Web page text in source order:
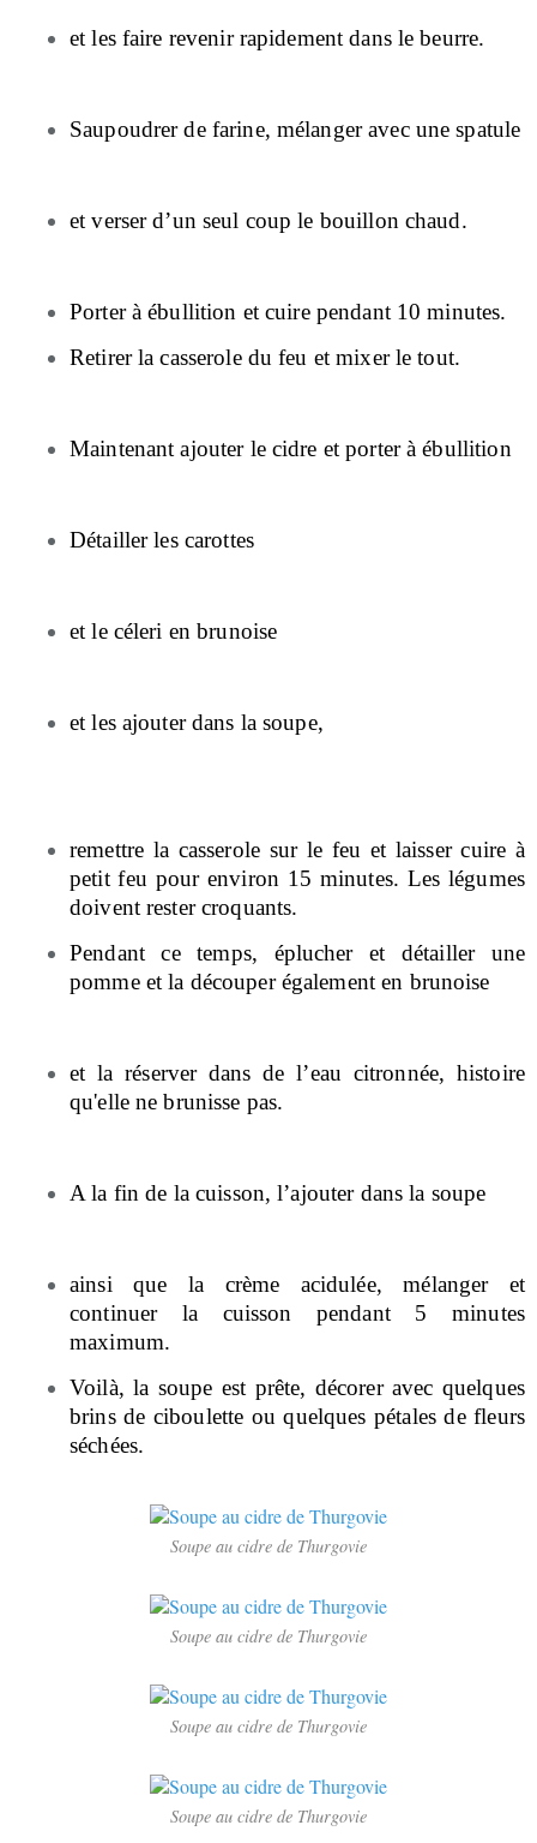
et les faire revenir rapidement dans le beurre.
Saupoudrer de farine, mélanger avec une spatule
et verser d’un seul coup le bouillon chaud.
Porter à ébullition et cuire pendant 10 minutes.
Retirer la casserole du feu et mixer le tout.
Maintenant ajouter le cidre et porter à ébullition
Détailler les carottes
et le céleri en brunoise
et les ajouter dans la soupe,
remettre la casserole sur le feu et laisser cuire à
petit feu pour environ 15 minutes. Les légumes
doivent rester croquants.
Pendant ce temps, éplucher et détailler une
pomme et la découper également en brunoise
et la réserver dans de l’eau citronnée, histoire
qu'elle ne brunisse pas.
A la fin de la cuisson, l’ajouter dans la soupe
ainsi que la crème acidulée, mélanger et
continuer la cuisson pendant 5 minutes
maximum.
Voilà, la soupe est prête, décorer avec quelques
brins de ciboulette ou quelques pétales de fleurs
séchées.
Soupe au cidre de Thurgovie
Soupe au cidre de Thurgovie
Soupe au cidre de Thurgovie
Soupe au cidre de Thurgovie